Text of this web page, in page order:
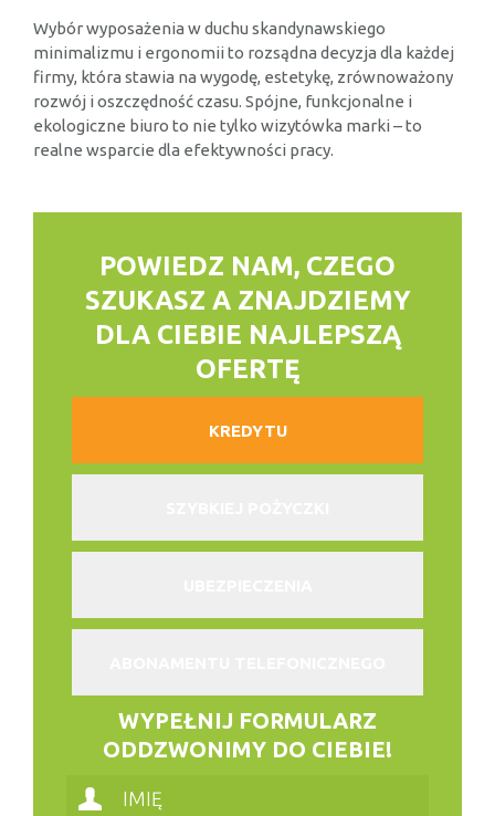
Wybór wyposażenia w duchu skandynawskiego
minimalizmu i ergonomii to rozsądna decyzja dla każdej
firmy, która stawia na wygodę, estetykę, zrównoważony
rozwój i oszczędność czasu. Spójne, funkcjonalne i
ekologiczne biuro to nie tylko wizytówka marki – to
realne wsparcie dla efektywności pracy.
POWIEDZ NAM, CZEGO
SZUKASZ A ZNAJDZIEMY
DLA CIEBIE NAJLEPSZĄ
OFERTĘ
KREDYTU
WYPEŁNIJ FORMULARZ
ODDZWONIMY DO CIEBIE!